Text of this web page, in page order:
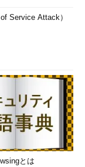
Service Attack）
とは